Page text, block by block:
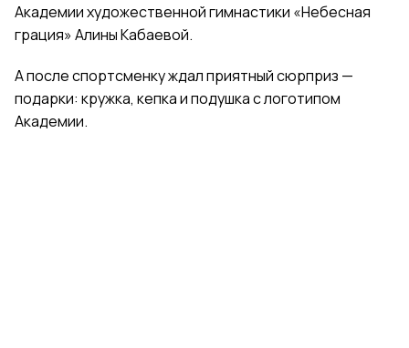
Академии художественной гимнастики «Небесная
грация» Алины Кабаевой.
А после спортсменку ждал приятный сюрприз —
подарки: кружка, кепка и подушка с логотипом
Академии.